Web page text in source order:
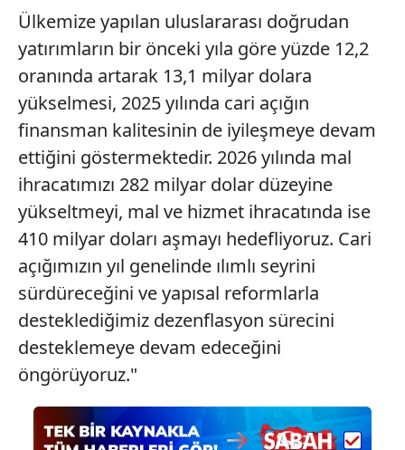
vasıtasıyla belirleyebilirsiniz. Çerezlere ilişkin detaylı bilgi
için Ayarlar butonuna tıklayabilir,
Çerez Bilgilendirme
Metnimiziziyaret edebilirsiniz.
6698 sayılı Kişisel Verilerin Korunması Kanunu uyarınca
hazırlanmış Aydınlatma Metnimizi okumak ve sitemizde
ilgili mevzuata uygun olarak kullanılan çerezlerle ilgili bilgi
almak için lütfentıklayınız.
Ülkemize yapılan uluslararası doğrudan
yatırımların bir önceki yıla göre yüzde 12,2
oranında artarak 13,1 milyar dolara
yükselmesi, 2025 yılında cari açığın
finansman kalitesinin de iyileşmeye devam
ettiğini göstermektedir. 2026 yılında mal
ihracatımızı 282 milyar dolar düzeyine
yükseltmeyi, mal ve hizmet ihracatında ise
410 milyar doları aşmayı hedefliyoruz. Cari
açığımızın yıl genelinde ılımlı seyrini
sürdüreceğini ve yapısal reformlarla
desteklediğimiz dezenflasyon sürecini
desteklemeye devam edeceğini
öngörüyoruz."